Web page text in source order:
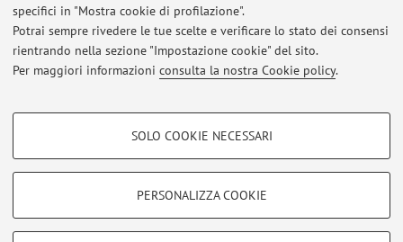
specifici in "Mostra cookie di profilazione".
Potrai sempre rivedere le tue scelte e verificare lo stato dei consensi
rientrando nella sezione "Impostazione cookie" del sito.
Per maggiori informazioni consulta la nostra Cookie policy.
COOKIE DI PROFILAZIONE - FACOLTATIVI
SOLO COOKIE NECESSARI
PERSONALIZZA COOKIE
In evidenza
Area riservata
Accedi tramiteloginper gestire tutti i contenuti del sito.